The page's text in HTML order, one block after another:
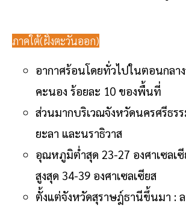
ภาคใต้(ฝั่งตะวันออก)
อากาศร้อนโดยทั่วไปในตอนกลา
คะนอง ร้อยละ 10 ของพื้นที่
ส่วนมากบริเวณจังหวัดนครศรีธร
ยะลา และนราธิวาส
อุณหภูมิต่ำสุด 23-27 องศาเซลเ
สูงสุด 34-39 องศาเซลเซียส
ตั้งแต่จังหวัดสุราษฎ์ธานีขึ้นมา :